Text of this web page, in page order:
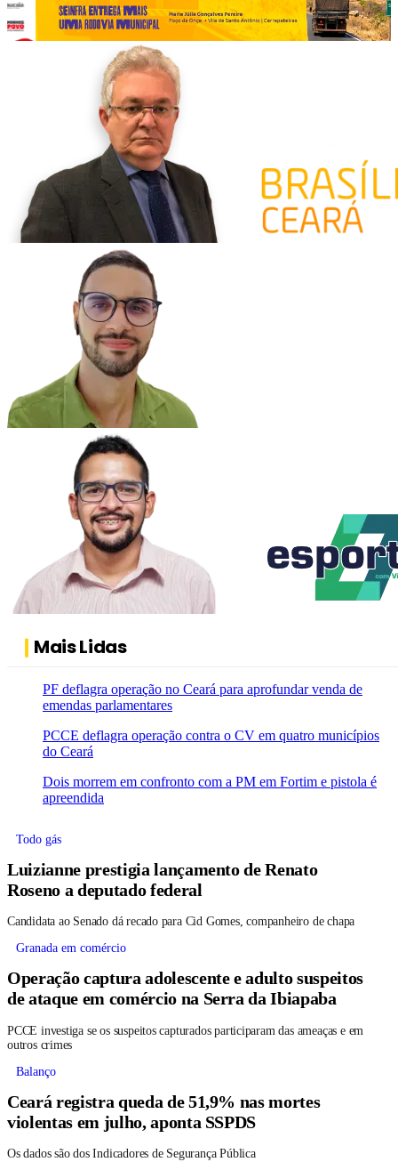
Mais Lidas
PF deflagra operação no Ceará para aprofundar venda de
emendas parlamentares
PCCE deflagra operação contra o CV em quatro municípios
do Ceará
Dois morrem em confronto com a PM em Fortim e pistola é
apreendida
Todo gás
Luizianne prestigia lançamento de Renato
Roseno a deputado federal
Candidata ao Senado dá recado para Cid Gomes, companheiro de chapa
Granada em comércio
Operação captura adolescente e adulto suspeitos
de ataque em comércio na Serra da Ibiapaba
PCCE investiga se os suspeitos capturados participaram das ameaças e em
outros crimes
Balanço
Ceará registra queda de 51,9% nas mortes
violentas em julho, aponta SSPDS
Os dados são dos Indicadores de Segurança Pública